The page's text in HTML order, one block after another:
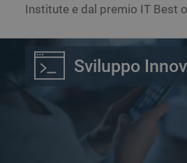
Institute e dal premio IT Best
Sviluppo